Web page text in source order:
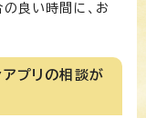
良い時間に、お
プリの相談が